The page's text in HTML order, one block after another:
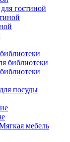
гостиной
библиотеки
посуды
мебель